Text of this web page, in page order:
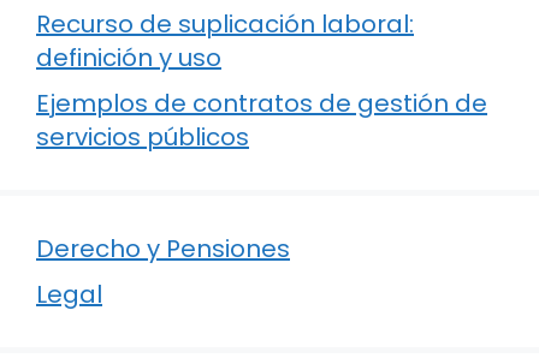
Recurso de suplicación laboral:
definición y uso
Ejemplos de contratos de gestión de
servicios públicos
Derecho y Pensiones
Legal